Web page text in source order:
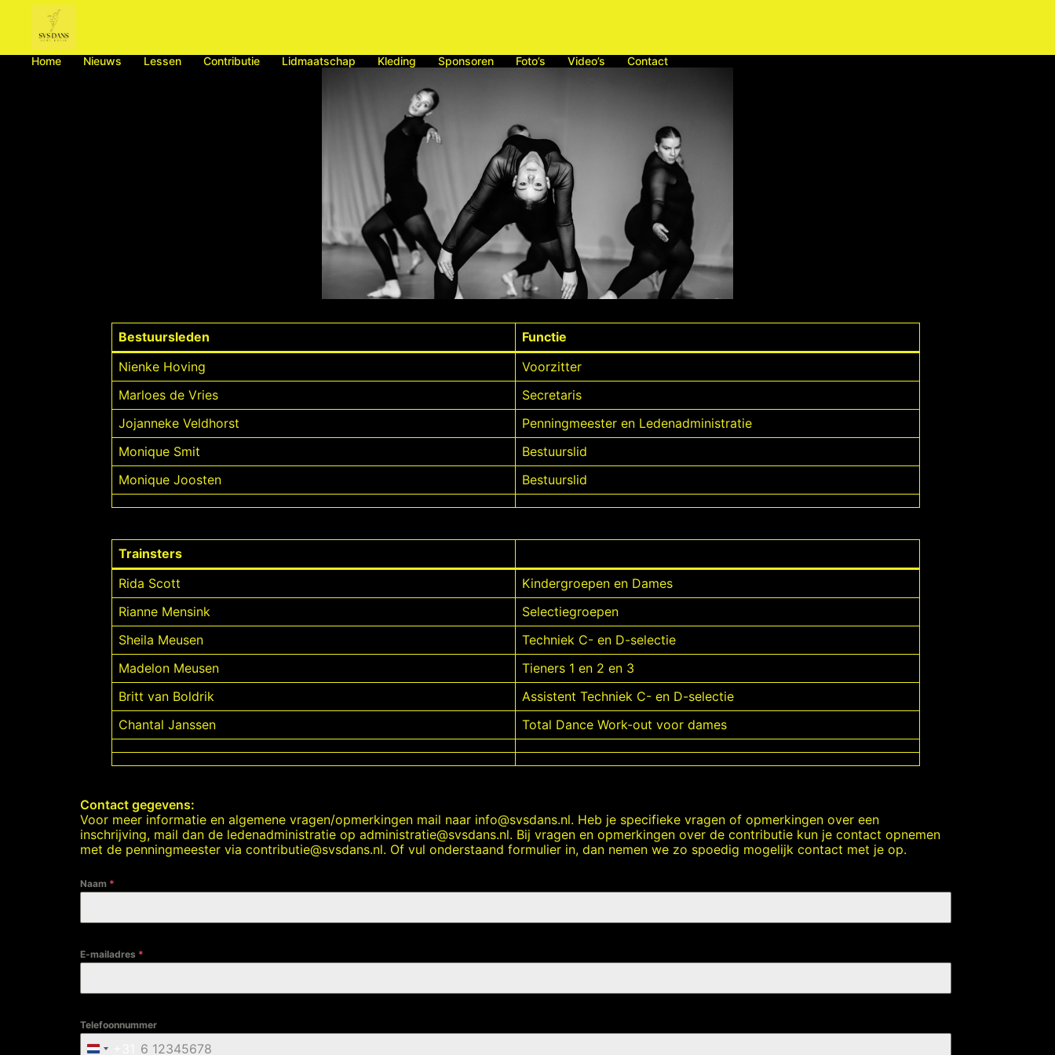
inhoud
Home Nieuws Lessen Contributie Lidmaatschap Kleding Sponsoren Foto’s Video’s Contact
Bestuursleden
Functie
Nienke Hoving
Voorzitter
Marloes de Vries
Secretaris
Jojanneke Veldhorst
Penningmeester en Ledenadministratie
Monique Smit
Bestuurslid
Monique Joosten
Bestuurslid
Trainsters
Rida Scott
Kindergroepen en Dames
Rianne Mensink
Selectiegroepen
Sheila Meusen
Techniek C- en D-selectie
Madelon Meusen
Tieners 1 en 2 en 3
Britt van Boldrik
Assistent Techniek C- en D-selectie
Chantal Janssen
Total Dance Work-out voor dames
Contact gegevens:
Voor meer informatie en algemene vragen/opmerkingen mail naar info@svsdans.nl. Heb je specifieke vragen of opmerkingen over een
inschrijving, mail dan de ledenadministratie op administratie@svsdans.nl. Bij vragen en opmerkingen over de contributie kun je contact opnemen
met de penningmeester via contributie@svsdans.nl. Of vul onderstaand formulier in, dan nemen we zo spoedig mogelijk contact met je op.
Naam *
E-mailadres *
Telefoonnummer
Netherlands